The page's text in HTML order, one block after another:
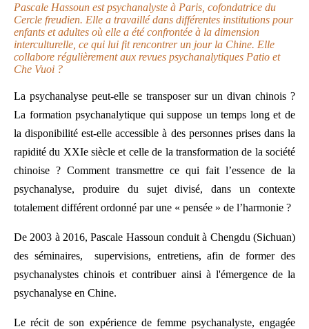
Pascale Hassoun est psychanalyste à Paris, cofondatrice du
Cercle freudien. Elle a travaillé dans différentes institutions pour
enfants et adultes où elle a été confrontée à la dimension
interculturelle, ce qui lui fit rencontrer un jour la Chine. Elle
collabore régulièrement aux revues psychanalytiques Patio et
Che Vuoi ?
La psychanalyse peut-elle se transposer sur un divan chinois ?
La formation psychanalytique qui suppose un temps long et de
la disponibilité est-elle accessible à des personnes prises dans la
rapidité du XXIe siècle et celle de la transformation de la société
chinoise ? Comment transmettre ce qui fait l’essence de la
psychanalyse, produire du sujet divisé, dans un contexte
totalement différent ordonné par une « pensée » de l’harmonie ?
De 2003 à 2016, Pascale Hassoun conduit à Chengdu (Sichuan)
des séminaires, supervisions, entretiens, afin de former des
psychanalystes chinois et contribuer ainsi à l'émergence de la
psychanalyse en Chine.
Le récit de son expérience de femme psychanalyste, engagée